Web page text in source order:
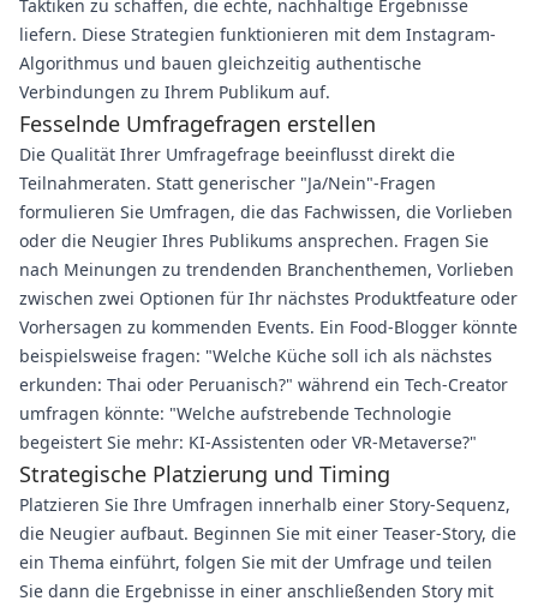
Taktiken zu schaffen, die echte, nachhaltige Ergebnisse
liefern. Diese Strategien funktionieren mit dem Instagram-
Algorithmus und bauen gleichzeitig authentische
Verbindungen zu Ihrem Publikum auf.
Fesselnde Umfragefragen erstellen
Die Qualität Ihrer Umfragefrage beeinflusst direkt die
Teilnahmeraten. Statt generischer "Ja/Nein"-Fragen
formulieren Sie Umfragen, die das Fachwissen, die Vorlieben
oder die Neugier Ihres Publikums ansprechen. Fragen Sie
nach Meinungen zu trendenden Branchenthemen, Vorlieben
zwischen zwei Optionen für Ihr nächstes Produktfeature oder
Vorhersagen zu kommenden Events. Ein Food-Blogger könnte
beispielsweise fragen: "Welche Küche soll ich als nächstes
erkunden: Thai oder Peruanisch?" während ein Tech-Creator
umfragen könnte: "Welche aufstrebende Technologie
begeistert Sie mehr: KI-Assistenten oder VR-Metaverse?"
Strategische Platzierung und Timing
Platzieren Sie Ihre Umfragen innerhalb einer Story-Sequenz,
die Neugier aufbaut. Beginnen Sie mit einer Teaser-Story, die
ein Thema einführt, folgen Sie mit der Umfrage und teilen
Sie dann die Ergebnisse in einer anschließenden Story mit